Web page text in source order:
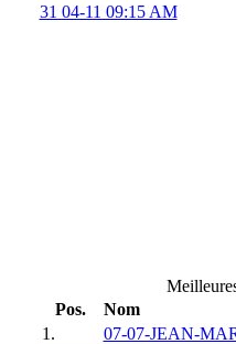
31 04-11 09:15 AM
Pos.
Nom
1.
07-07-JEAN-